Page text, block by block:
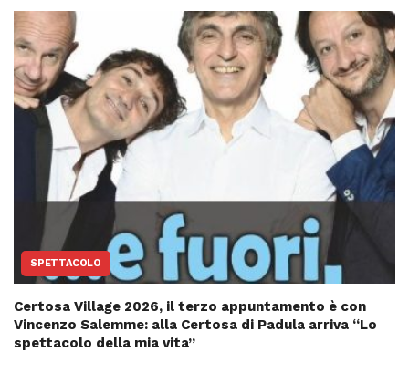
SPETTACOLO
Certosa Village 2026, il terzo appuntamento è con
Vincenzo Salemme: alla Certosa di Padula arriva “Lo
spettacolo della mia vita”